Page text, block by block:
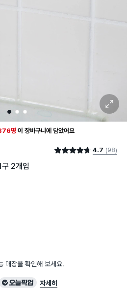
1 2 3
확대 보기
명 이 장바구니에 담았어요
장바구니에 담았어요
별점 4.7점 4.7 (98)
구 2개입
매장을 확인해 보세요.
오늘픽업
자세히